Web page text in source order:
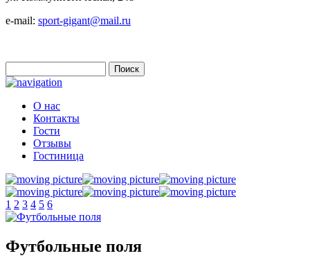
e-mail: sport-gigant@mail.ru
Форма поиска
О нас
Контакты
Гости
Отзывы
Гостиница
1 2 3 4 5 6
Футбольные поля